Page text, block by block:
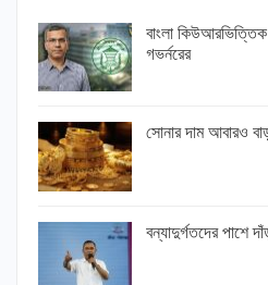
বাংলা
গভর্নরের
সোনার দাম আবারও
বন্যাদুর্গতদের পাশে